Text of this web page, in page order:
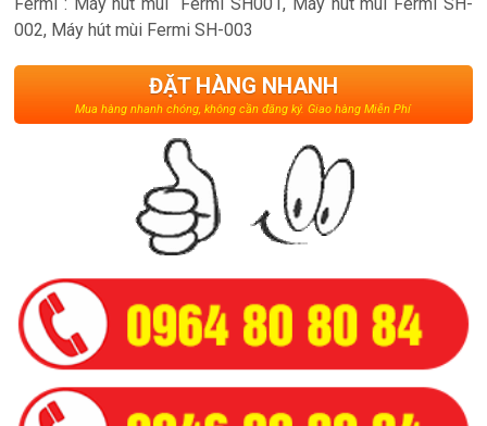
002, Máy hút mùi Fermi SH-003
ĐẶT HÀNG NHANH
Mua hàng nhanh chóng, không cần đăng ký. Giao hàng Miễn Phí